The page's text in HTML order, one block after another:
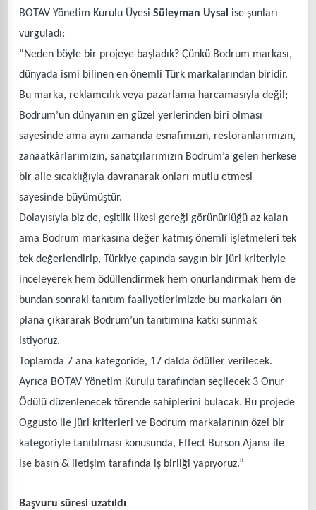
BOTAV Yönetim Kurulu Üyesi Süleyman Uysal
ise şunları
vurguladı:
“Neden böyle bir projeye başladık? Çünkü Bodrum markası,
dünyada ismi bilinen en önemli Türk markalarından biridir.
Bu marka, reklamcılık veya pazarlama harcamasıyla değil;
Bodrum’un dünyanın en güzel yerlerinden biri olması
sayesinde ama aynı zamanda esnafımızın, restoranlarımızın,
zanaatkârlarımızın, sanatçılarımızın Bodrum’a gelen herkese
bir aile sıcaklığıyla davranarak onları mutlu etmesi
sayesinde büyümüştür.
Dolayısıyla biz de, eşitlik ilkesi gereği görünürlüğü az kalan
ama Bodrum markasına değer katmış önemli işletmeleri tek
tek değerlendirip, Türkiye çapında saygın bir jüri kriteriyle
inceleyerek hem ödüllendirmek hem onurlandırmak hem de
bundan sonraki tanıtım faaliyetlerimizde bu markaları ön
plana çıkararak Bodrum’un tanıtımına katkı sunmak
istiyoruz.
Toplamda 7 ana kategoride, 17 dalda ödüller verilecek.
Ayrıca BOTAV Yönetim Kurulu tarafından seçilecek 3 Onur
Ödülü düzenlenecek törende sahiplerini bulacak. Bu projede
Oggusto ile jüri kriterleri ve Bodrum markalarının özel bir
kategoriyle tanıtılması konusunda, Effect Burson Ajansı ile
ise basın & iletişim tarafında iş birliği yapıyoruz.”
Başvuru süresi uzatıldı